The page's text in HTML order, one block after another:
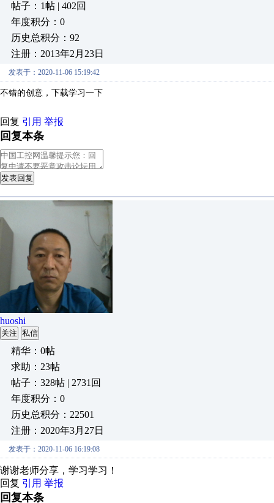
帖子：1帖 | 402回
年度积分：0
历史总积分：92
注册：2013年2月23日
发表于：2020-11-06 15:19:42
不错的创意，下载学习一下
回复 引用 举报
回复本条
发表回复
huoshi
关注 私信
精华：0帖
求助：23帖
帖子：328帖 | 2731回
年度积分：0
历史总积分：22501
注册：2020年3月27日
发表于：2020-11-06 16:19:08
谢谢老师分享，学习学习！
回复 引用 举报
回复本条